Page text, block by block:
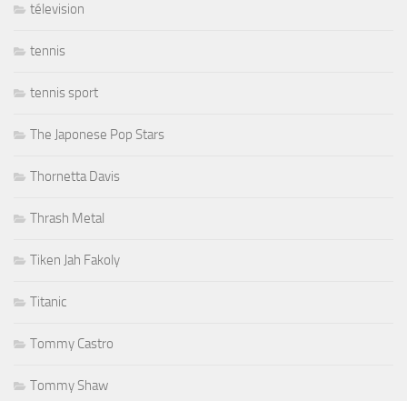
télevision
tennis
tennis sport
The Japonese Pop Stars
Thornetta Davis
Thrash Metal
Tiken Jah Fakoly
Titanic
Tommy Castro
Tommy Shaw